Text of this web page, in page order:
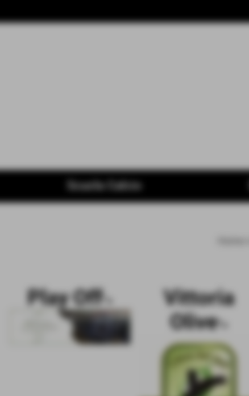
Scuola Calcio
Play Off">
Vittoria
Olive">